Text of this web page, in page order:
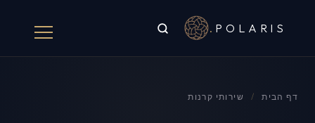
POLARIS
.
דף הבית / שירותי קרנות